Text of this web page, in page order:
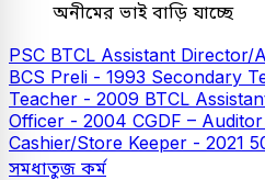
অনীমের ভাই বাড়ি যাচ্ছে
PSC BTCL Assistant Director/
BCS Preli - 1993 Secondary
Teacher - 2009 BTCL
Officer - 2004 CGDF –
Cashier/Store Keeper - 2021
সমধাতুজ কর্ম